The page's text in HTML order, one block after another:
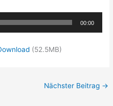
00:00
(52.5MB)
Nächster Beitrag →